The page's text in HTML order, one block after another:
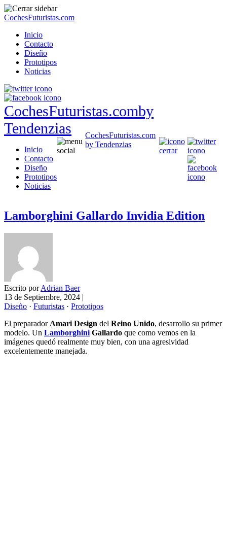
CochesFuturistas.com
Inicio
Contacto
Diseño
Prototipos
Noticias
CochesFuturistas.comby
Tendenzias
Inicio
Contacto
Diseño
Prototipos
Noticias
CochesFuturistas.com
by Tendenzias
Lamborghini Gallardo Invidia Edition
Escrito porAdrian Baer
13 de Septiembre, 2024 |
Diseño · Futuristas · Prototipos
El preparador Amari Design del Reino Unido, desarrollo su primer
modelo. Un Lamborghini Gallardo que como vemos en la
imágenes quedó realmente muy bien, con una agresividad
excelentemente manejada.